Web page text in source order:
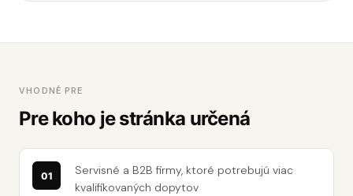
VHODNÉ PRE
Pre koho je stránka určená
Servisné a B2B firmy, ktoré potrebujú viac
kvalifikovaných dopytov